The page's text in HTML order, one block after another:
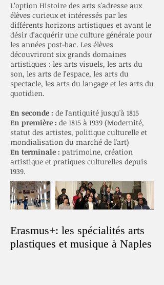
L’option Histoire des arts s'adresse aux
élèves curieux et intéressés par les
différents horizons artistiques et ayant le
désir d’acquérir une culture générale pour
les années post-bac. Les élèves
découvriront six grands domaines
artistiques : les arts visuels, les arts du
son, les arts de l’espace, les arts du
spectacle, les arts du langage et les arts du
quotidien.
En seconde : de l'antiquité jusqu'à 1815
En première : de 1815 à 1939 (Modernité,
statut des artistes, politique culturelle et
mondialisation du marché de l'art)
En terminale : patrimoine, création
artistique et pratiques culturelles depuis
1939.
Erasmus+: les spécialités arts
plastiques et musique à Naples